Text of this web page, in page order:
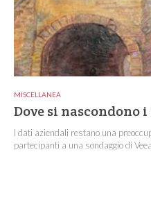
MISCELLANEA
Dove si nascondono
I dati aziendali restano una
partecipanti a una sondaggio di